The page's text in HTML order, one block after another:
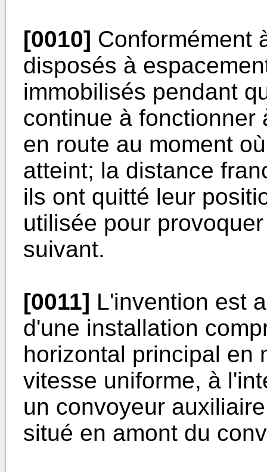
[0010] Conformément
disposés à
immobilisés pendant
continue à fonctionner
en route au moment
atteint; la distance
ils ont quitté leur
utilisée pour
suivant.
[0011] L'invention est
d'une installation
horizontal principal en
vitesse uniforme, à
un convoyeur
situé en amont du